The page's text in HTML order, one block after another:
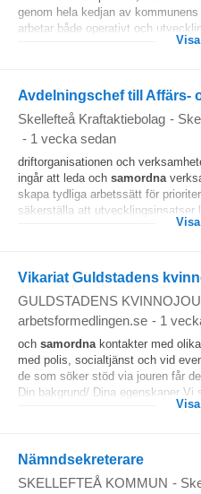
genom hela kedjan av
arbetar både operativt och
Avdelningschef till Affärs-
Skellefteå Kraftaktiebolag -
- 1 vecka sedan
driftorganisationen och
ingår att leda och samordna
skapa tydliga arbetssätt för
säkerställa att utvecklingsinsatser
Vikariat Guldstadens
GULDSTADENS
arbetsformedlingen.se - 1
och samordnakontakter med
med polis, socialtjänst och vid
de som söker stöd via jouren får
Din bakgrund/ Dina egenskaper Vi
Nämndsekreterare
SKELLEFTEÅ KOMMUN -